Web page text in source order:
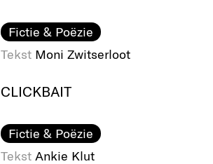
Fictie & Poëzie
Tekst Moni Zwitserloot
CLICKBAIT
Fictie & Poëzie
Tekst Ankie Klut